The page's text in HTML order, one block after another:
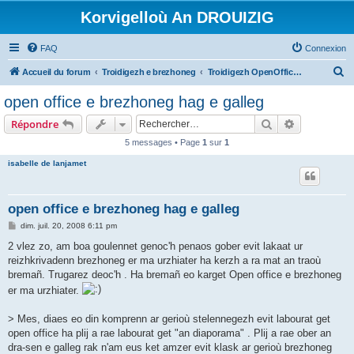
Korvigelloù An DROUIZIG
FAQ Connexion
Accueil du forum Troidigezh e brezhoneg Troidigezh OpenOffice.org e brezhoneg (1.1.x, 2.x ha 3.x)
open office e brezhoneg hag e galleg
Répondre Rechercher
5 messages • Page 1 sur 1
isabelle de lanjamet
open office e brezhoneg hag e galleg
M
s
a
g
dim. juil. 20, 2008 6:11 pm
2 vlez zo, am boa goulennet genoc'h penaos gober evit lakaat ur
reizhkrivadenn brezhoneg er ma urzhiater ha kerzh a ra mat an traoù
bremañ. Trugarez deoc'h . Ha bremañ eo karget Open office e brezhoneg
er ma urzhiater.
> Mes, diaes eo din komprenn ar gerioù stelennegezh evit labourat get
open office ha plij a rae labourat get "an diaporama" . Plij a rae ober an
dra-sen e galleg rak n'am eus ket amzer evit klask ar gerioù brezhoneg